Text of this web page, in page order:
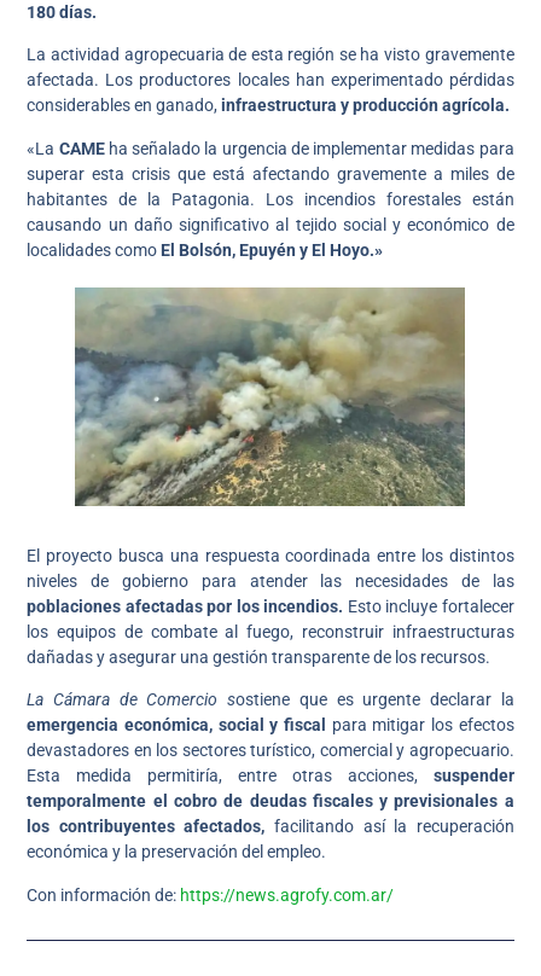
180 días.
La actividad agropecuaria de esta región se ha visto gravemente
afectada. Los productores locales han experimentado pérdidas
considerables en ganado,infraestructura y producción agrícola.
«La CAMEha señalado la urgencia de implementar medidas para
superar esta crisis que está afectando gravemente a miles de
habitantes de la Patagonia. Los incendios forestales están
causando un daño significativo al tejido social y económico de
localidades como El Bolsón, Epuyén y El Hoyo.»
El proyecto busca una respuesta coordinada entre los distintos
niveles de gobierno para atender las necesidades de las
poblaciones afectadas por los incendios. Esto incluye fortalecer
los equipos de combate al fuego, reconstruir infraestructuras
dañadas y asegurar una gestión transparente de los recursos.
La Cámara de Comercio sostiene que es urgente declarar la
emergencia económica, social y fiscal para mitigar los efectos
devastadores en los sectores turístico, comercial y agropecuario.
Esta medida permitiría, entre otras acciones, suspender
temporalmente el cobro de deudas fiscales y previsionales a
los contribuyentes afectados, facilitando así la recuperación
económica y la preservación del empleo.
Con información de: https://news.agrofy.com.ar/